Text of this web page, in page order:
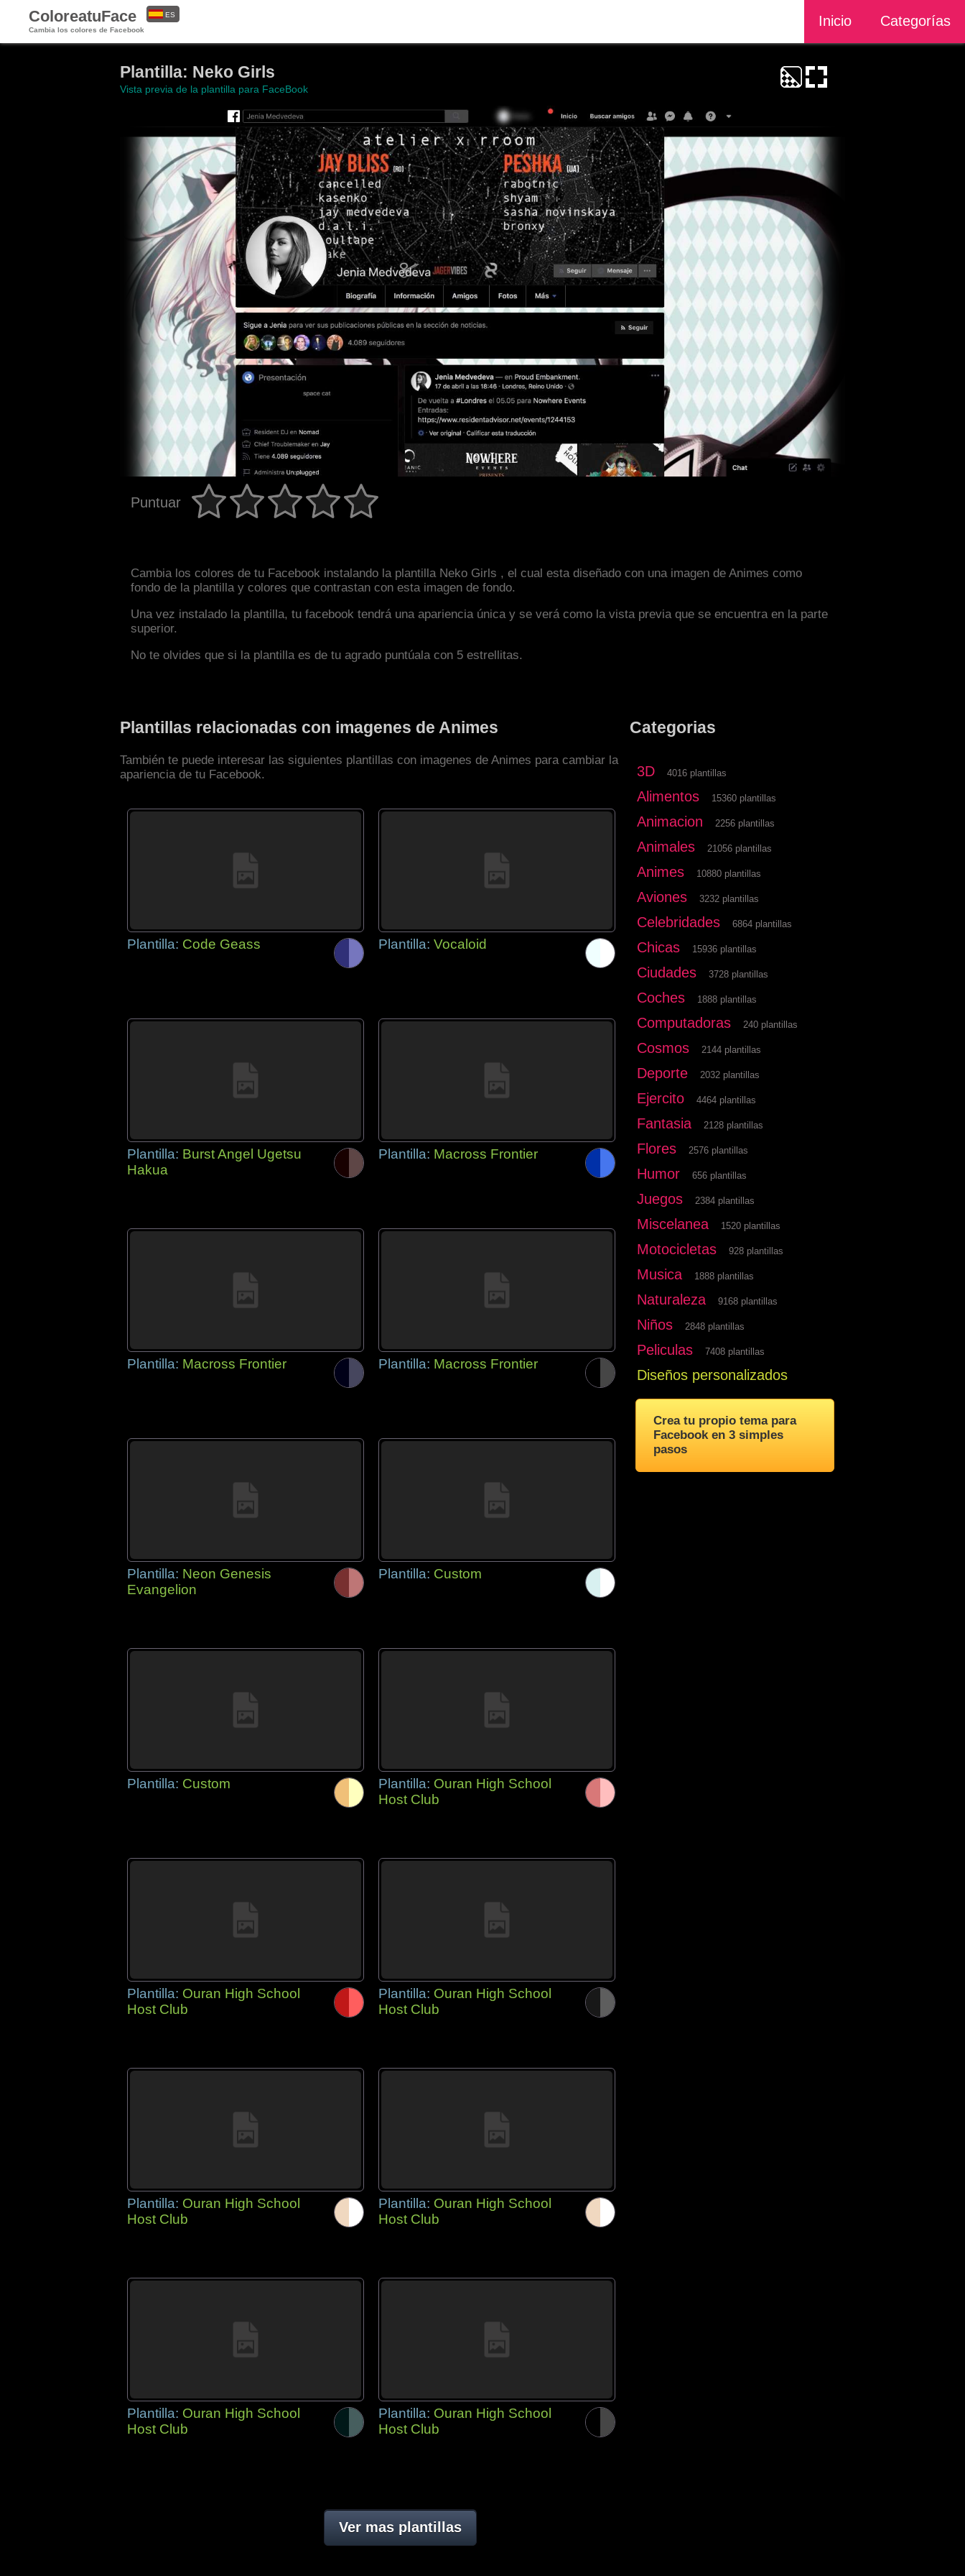
ColoreatuFace
Cambia los colores de Facebook
Inicio Categorías
ES
Plantilla: Neko Girls
Vista previa de la plantilla para FaceBook
Puntuar
Cambia los colores de tu Facebook instalando la plantilla Neko Girls , el cual esta diseñado con una imagen de Animes como
fondo de la plantilla y colores que contrastan con esta imagen de fondo.
Una vez instalado la plantilla, tu facebook tendrá una apariencia única y se verá como la vista previa que se encuentra en la parte
superior.
No te olvides que si la plantilla es de tu agrado puntúala con 5 estrellitas.
Plantillas relacionadas con imagenes de Animes
También te puede interesar las siguientes plantillas con imagenes de Animes para cambiar la
apariencia de tu Facebook.
Plantilla: Code Geass Plantilla: Vocaloid
Plantilla: Burst Angel Ugetsu
Hakua
Plantilla: Macross Frontier
Plantilla: Macross Frontier Plantilla: Macross Frontier
Plantilla: Neon Genesis
Evangelion
Plantilla: Custom
Plantilla: Custom Plantilla: Ouran High School
Host Club
Plantilla: Ouran High School
Host Club
Plantilla: Ouran High School
Host Club
Plantilla: Ouran High School
Host Club
Plantilla: Ouran High School
Host Club
Plantilla: Ouran High School
Host Club
Plantilla: Ouran High School
Host Club
Ver mas plantillas
Categorias
3D 4016 plantillas
Alimentos 15360 plantillas
Animacion 2256 plantillas
Animales 21056 plantillas
Animes 10880 plantillas
Aviones 3232 plantillas
Celebridades 6864 plantillas
Chicas 15936 plantillas
Ciudades 3728 plantillas
Coches 1888 plantillas
Computadoras 240 plantillas
Cosmos 2144 plantillas
Deporte 2032 plantillas
Ejercito 4464 plantillas
Fantasia 2128 plantillas
Flores 2576 plantillas
Humor 656 plantillas
Juegos 2384 plantillas
Miscelanea 1520 plantillas
Motocicletas 928 plantillas
Musica 1888 plantillas
Naturaleza 9168 plantillas
Niños 2848 plantillas
Peliculas 7408 plantillas
Diseños personalizados
Crea tu propio tema para
Facebook en 3 simples
pasos